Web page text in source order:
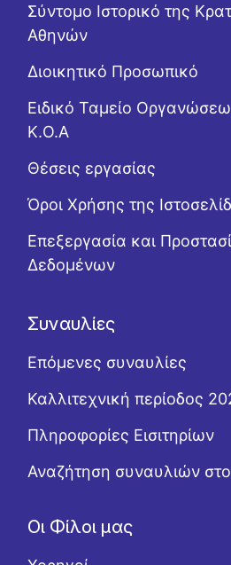
Σύντομο Ιστορικό της
Αθηνών
Διοικητικό Προσωπικό
Ειδικό Ταμείο
Κ.Ο.Α
Θέσεις εργασίας
Όροι Χρήσης της
Επεξεργασία και
Δεδομένων
Συναυλίες
Επόμενες συναυλίες
Καλλιτεχνική περίοδος
Πληροφορίες Εισιτηρίων
Αναζήτηση συναυλιών
Οι Φίλοι μας